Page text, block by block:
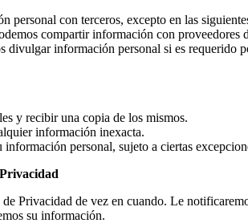
personal con terceros, excepto en las
compartir información con
divulgar información personal si es requerido
y recibir una copia de los mismos.
información inexacta.
personal, sujeto a ciertas
Privacidad de vez en cuando. Le
su información.